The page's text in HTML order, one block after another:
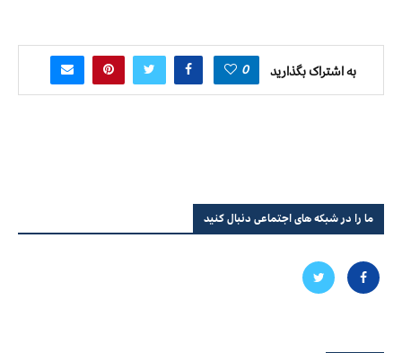
به اشتراک بگذارید 0
ما را در شبکه های اجتماعی دنبال کنید